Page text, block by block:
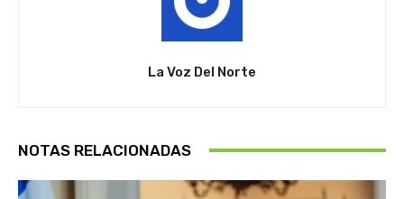
La Voz Del Norte
NOTAS RELACIONADAS